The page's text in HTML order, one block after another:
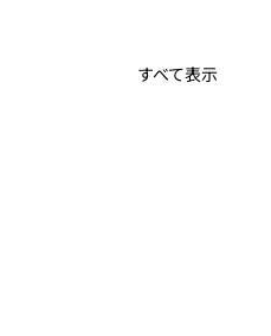
すべて表示